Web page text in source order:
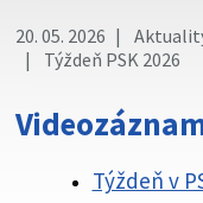
cez zabezpečenú
vždy začína https://
20. 05. 2026
Týždeň PSK 2026
Týždeň v